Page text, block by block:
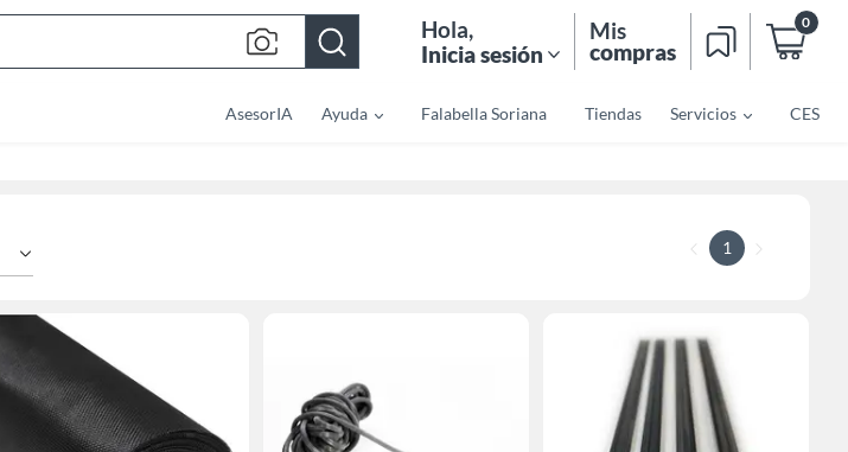
Bar
Hola,
Inicia sesión
Mis
compras
0
AsesorIA Ayuda Falabella Soriana Tiendas Servicios CES
1